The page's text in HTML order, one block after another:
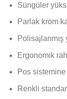
Süngüler
Parlak krom
Polisajlanmış
Ergonomik
Pos
Renkli